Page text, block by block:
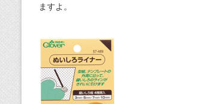
ますよ。